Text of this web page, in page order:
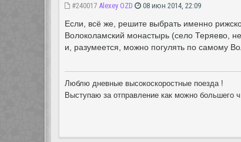
#240017 Alexey OZD 08 июн 2014, 22:09
Если, всё же, решите выбрать именно
Волоколамский монастырь (село Теряево,
и, разумеется, можно погулять по самому
Люблю дневные высокоскоростные поезда !
Выступаю за отправление как можно большего